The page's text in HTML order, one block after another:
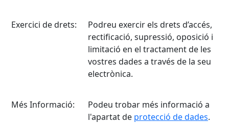
Exercici de drets:
Podreu exercir els drets d’accés,
rectificació, supressió, oposició i
limitació en el tractament de les
vostres dades a través de la seu
electrònica.
Més Informació:
Podeu trobar més informació a
l'apartat de protecció de dades.